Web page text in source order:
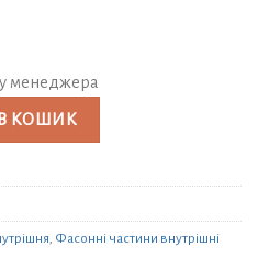
у менеджера
360*) кількість
КОШИК
, Фасонні частини внутрішні